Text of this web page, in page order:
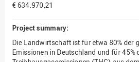
€ 634.970,21
Project summary:
Die Landwirtschaft ist für etwa 80% der
Emissionen in Deutschland und für 45%